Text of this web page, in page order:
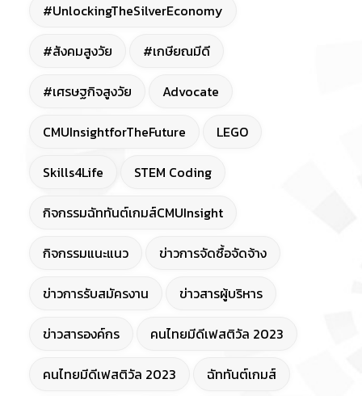
#UnlockingTheSilverEconomy
#สังคมสูงวัย #เกษียณมีดี
#เศรษฐกิจสูงวัย Advocate
CMUInsightforTheFuture LEGO
Skills4Life STEM Coding
กิจกรรมฉัททันต์เกมส์CMUInsight
กิจกรรมแนะแนว ข่าวการจัดซื้อจัดจ้าง
ข่าวการรับสมัครงาน ข่าวสารผู้บริหาร
ข่าวสารองค์กร คนไทยมีดีเฟสติวัล 2023
คนไทยมีดีเฟสติวัล 2023 ฉัททันต์เกมส์